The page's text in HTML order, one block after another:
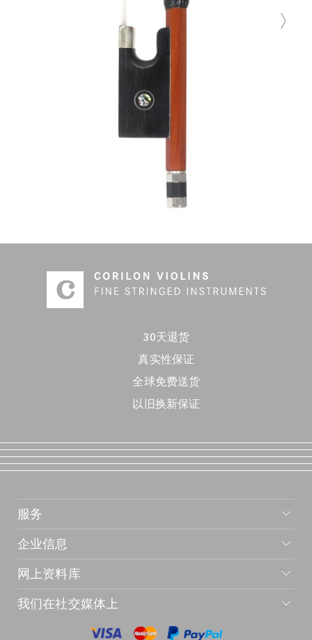
30天退货
真实性保证
全球免费送货
以旧换新保证
服务
企业信息
网上资料库
我们在社交媒体上